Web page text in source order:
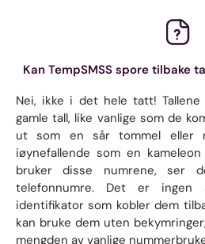
Kan TempSMSS spore tilbake
Nei, ikke i det hele tatt!
gamle tall, like vanlige som de
ut som en sår tommel
iøynefallende som en
bruker disse numrene, ser
telefonnumre. Det er ingen
identifikator som kobler dem
kan bruke dem uten
mengden av vanlige